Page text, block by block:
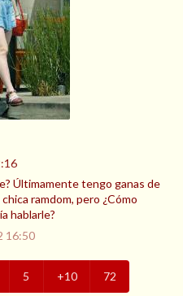
Últimamente tengo ganas de
ramdom, pero ¿Cómo
hablarle?
16:50
5 +10 72